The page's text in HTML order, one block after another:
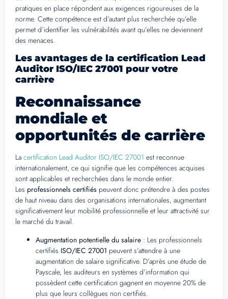
pratiques en place répondent aux exigences rigoureuses de la
norme. Cette compétence est d’autant plus recherchée qu’elle
permet d’identifier les vulnérabilités avant qu’elles ne deviennent
des menaces.
Les avantages de la certification Lead
Auditor ISO/IEC 27001 pour votre
carrière
Reconnaissance
mondiale et
opportunités de carrière
La certification Lead Auditor ISO/IEC 27001 est reconnue
internationalement, ce qui signifie que les compétences acquises
sont applicables et recherchées dans le monde entier.
Les professionnels certifiés peuvent donc prétendre à des postes
de haut niveau dans des organisations internationales, augmentant
significativement leur mobilité professionnelle et leur attractivité sur
le marché du travail.
Augmentation potentielle du salaire : Les professionnels
certifiés ISO/IEC 27001 peuvent s’attendre à une
augmentation de salaire significative. D’après une étude de
Payscale, les auditeurs en systèmes d’information qui
possèdent cette certification gagnent en moyenne 20% de
plus que leurs collègues non certifiés.